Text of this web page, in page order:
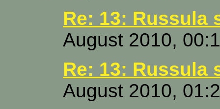
Re: 13: Russula
August 2010,
Re: 13: Russula
August 2010,